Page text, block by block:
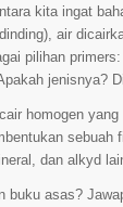
kita ingat
air
pilihan
jenisnya?
homogen
dan alkyd
buku asas?